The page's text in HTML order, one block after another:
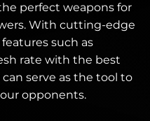
perfect weapons for
With cutting-edge
such as
rate with the best
serve as the tool to
opponents.